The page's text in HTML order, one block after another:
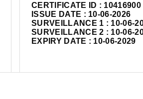
CERTIFICATE ID : 10416900
ISSUE DATE : 10-06-2026
SURVEILLANCE 1 : 10-06-
SURVEILLANCE 2 : 10-06-
EXPIRY DATE : 10-06-2029